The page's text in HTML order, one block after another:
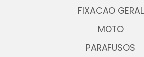
FIXACAO GERAL
MOTO
PARAFUSOS